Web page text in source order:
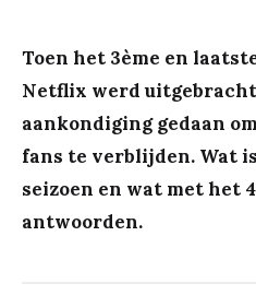
Toen het 3ème en
Netflix werd
aankondiging gedaan
fans te verblijden. Wat
seizoen en wat met het
antwoorden.